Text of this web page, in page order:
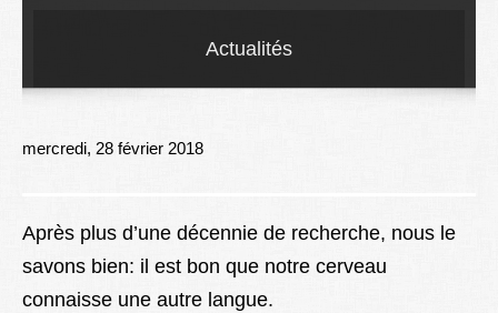
Actualités
mercredi, 28 février 2018
Après plus d’une décennie de recherche, nous le
savons bien: il est bon que notre cerveau
connaisse une autre langue.